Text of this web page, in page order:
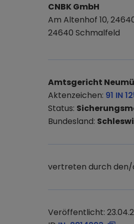
CNBK GmbH
Am Altenhof 10,
24640 Schmalfeld
Amtsgericht
Aktenzeichen: 91 IN
Status:
Bundesland:
vertreten durch
Veröffentlicht: